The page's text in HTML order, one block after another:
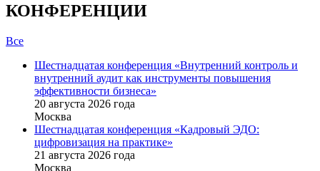
КОНФЕРЕНЦИИ
Все
Шестнадцатая конференция «Внутренний контроль и
внутренний аудит как инструменты повышения
эффективности бизнеса»
20 августа 2026 года
Москва
Шестнадцатая конференция «Кадровый ЭДО:
цифровизация на практике»
21 августа 2026 года
Москва